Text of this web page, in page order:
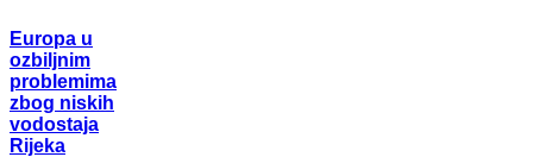
Europa u
ozbiljnim
problemima
zbog niskih
vodostaja
Rijeka